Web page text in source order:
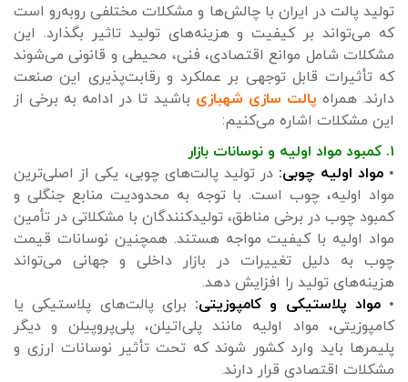
تولید پالت در ایران با چالش‌ها و مشکلات مختلفی روبه‌رو است
که می‌تواند بر کیفیت و هزینه‌های تولید تاثیر بگذارد. این
مشکلات شامل موانع اقتصادی، فنی، محیطی و قانونی می‌شوند
که تأثیرات قابل توجهی بر عملکرد و رقابت‌پذیری این صنعت
دارند. همراه پالت سازی شهبازی باشید تا در ادامه به برخی از
این مشکلات اشاره می‌کنیم:
۱. کمبود مواد اولیه و نوسانات بازار
•مواد اولیه چوبی: در تولید پالت‌های چوبی، یکی از اصلی‌ترین
مواد اولیه، چوب است. با توجه به محدودیت منابع جنگلی و
کمبود چوب در برخی مناطق، تولیدکنندگان با مشکلاتی در تأمین
مواد اولیه با کیفیت مواجه هستند. همچنین نوسانات قیمت
چوب به دلیل تغییرات در بازار داخلی و جهانی می‌تواند
هزینه‌های تولید را افزایش دهد.
•مواد پلاستیکی و کامپوزیتی: برای پالت‌های پلاستیکی یا
کامپوزیتی، مواد اولیه مانند پلی‌اتیلن، پلی‌پروپیلن و دیگر
پلیمرها باید وارد کشور شوند که تحت تأثیر نوسانات ارزی و
مشکلات اقتصادی قرار دارند.